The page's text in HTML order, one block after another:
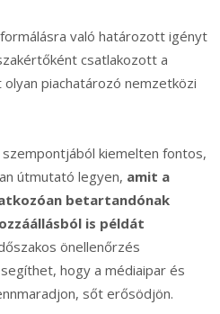
való határozott igényt
csatlakozott a
olyan piachatározó nemzetközi
kiemelten fontos,
útmutató legyen, amit a
betartandónak
is példát
önellenőrzés
hogy a médiaipar és
sőt erősödjön.